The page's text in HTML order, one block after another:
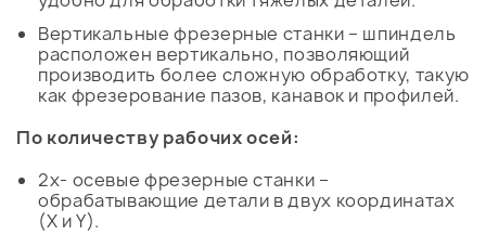
Вертикальные фрезерные станки – шпиндель
расположен вертикально, позволяющий
производить более сложную обработку, такую
как фрезерование пазов, канавок и профилей.
По количеству рабочих осей:
2х- осевые фрезерные станки –
обрабатывающие детали в двух координатах
(X и Y).